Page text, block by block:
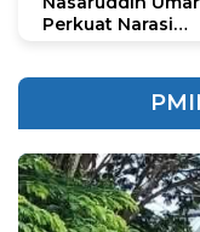
Perkuat Narasi